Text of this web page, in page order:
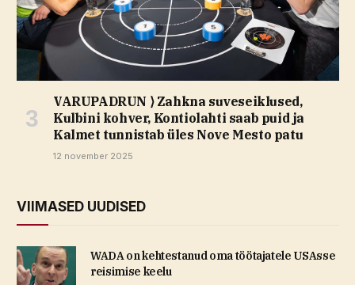
VARUPADRUN ⟩ Zahkna suveseiklused,
Kulbini kohver, Kontiolahti saab puid ja
Kalmet tunnistab üles Nove Mesto patu
12 november 2025
VIIMASED UUDISED
WADA on kehtestanud oma töötajatele USAsse
reisimise keelu